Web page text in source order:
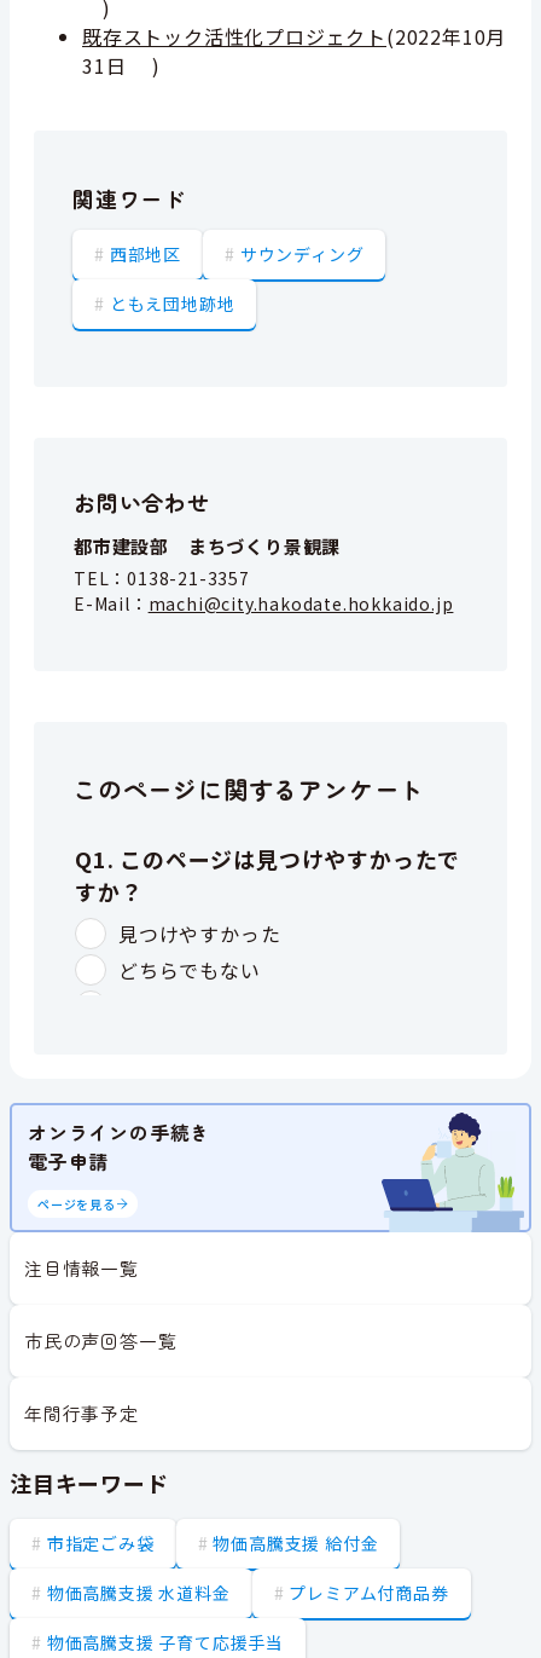
)
既存ストック活性化プロジェクト(2022年10月
31日
)
関連ワード
西部地区 サウンディング
ともえ団地跡地
お問い合わせ
都市建設部 まちづくり景観課
TEL：0138-21-3357
E-Mail： machi@city.hakodate.hokkaido.jp
このページに関するアンケート
オンラインの手続き
電子申請
ページを見る
注目情報一覧
市民の声回答一覧
年間行事予定
注目キーワード
市指定ごみ袋 物価高騰支援 給付金
物価高騰支援 水道料金 プレミアム付商品券
物価高騰支援 子育て応援手当